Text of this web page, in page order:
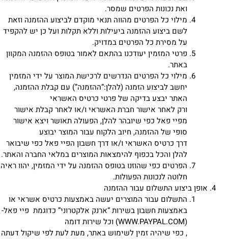
ואת נכונות הפרטים שמסר.
מילוי כל הפרטים מהווה תנאי מוקדם לביצוע ההזמנה וזאת
לשם ביצוע ההזמנה ביעילות וללא תקלות ועל כן יש להקפיד
על מסירת כל הפרטים במדויק.
פרטי המזמין יעודכנו בהתאם לאמור בטופס ההזמנה המקוון
באתר.
מילוי כל הפרטים הנדרשים לרכישת המוצר על ידי המזמין
יחשב לביצוע הזמנה (להלן:”ההזמנה”) עם קבלת ההזמנה,
האתר יבצע בדיקה של פרטי כרטיס האשראי
ורק לאחר אישור חברת האשראי ו/או לאחר קבלת אישור
מפיי פאל כפי שיובהר להלן, הפעולה תאושר ויצא אישור
סופי של ההזמנה, חיוב הלקוח עבור המוצר יבוצע
דרך כרטיס האשראי ו/או דרך חשבון הפיי פאל כפי שיבואר
להלן והכל בכפוף להימצאות המוצרים במלאי החברה והאתר.
הפרטים כפי שהוזנו בטופס ההזמנה על ידי המזמין, יהוו ראיה
חלוטה לנכונות הפעולות.
אופן ביצוע התשלום עבור ההזמנה
התשלום עבור המוצרים יעשה באמצעות כרטיס אשראי או
באמצעות חשבון בשירות “ארנק אלקטרוני” כדוגמת פיי פאל-
(
WWW.PAYPAL.COM) וכל שירות דומה
, כפי שיהיה זמין לשימוש באתר, מעת לעת לפי שיקול דעתה